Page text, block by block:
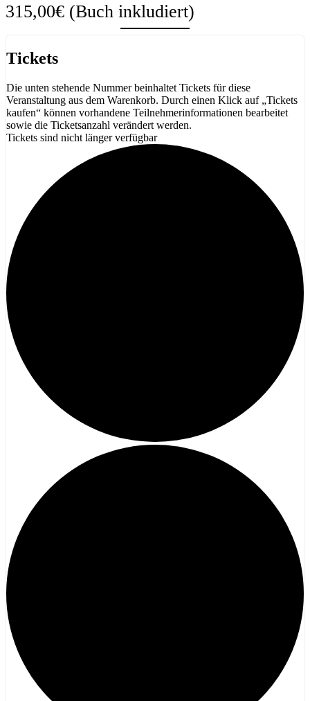
315,00€ (Buch inkludiert)
Tickets
Die unten stehende Nummer beinhaltet Tickets für diese
Veranstaltung aus dem Warenkorb. Durch einen Klick auf „Tickets
kaufen“ können vorhandene Teilnehmerinformationen bearbeitet
sowie die Ticketsanzahl verändert werden.
Tickets sind nicht länger verfügbar